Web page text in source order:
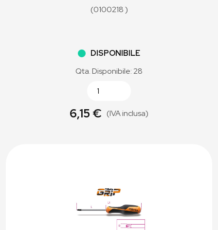
(0100218 )
DISPONIBILE
Qta. Disponibile: 28
6,15 € (IVA inclusa)